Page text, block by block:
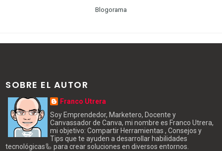
Blogorama
SOBRE EL AUTOR
Franco Utrera
Soy Emprendedor, Marketero, Docente y
Canvassador de Canva, mi nombre es Franco Utrera,
mi objetivo: Compartir Herramientas , Consejos y
Tips que te ayuden a desarrollar habilidades
tecnológicas🦾 para crear soluciones en diversos entornos.